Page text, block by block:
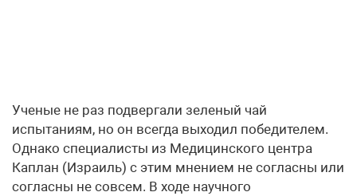
Ученые не раз подвергали зеленый чай
испытаниям, но он всегда выходил победителем.
Однако специалисты из Медицинского центра
Каплан (Израиль) с этим мнением не согласны или
согласны не совсем. В ходе научного